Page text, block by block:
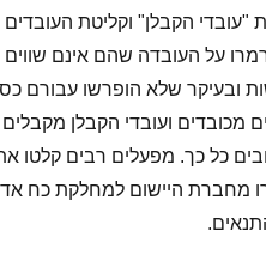
"עובדי הקבלן" וקליטת
על העובדה שהם אינם
ובעיקר שלא הופרשו עבורם
מכובדים ועובדי הקבלן
כל כך. מפעלים רבים קלטו את
מחברת היישום למחלקת כח